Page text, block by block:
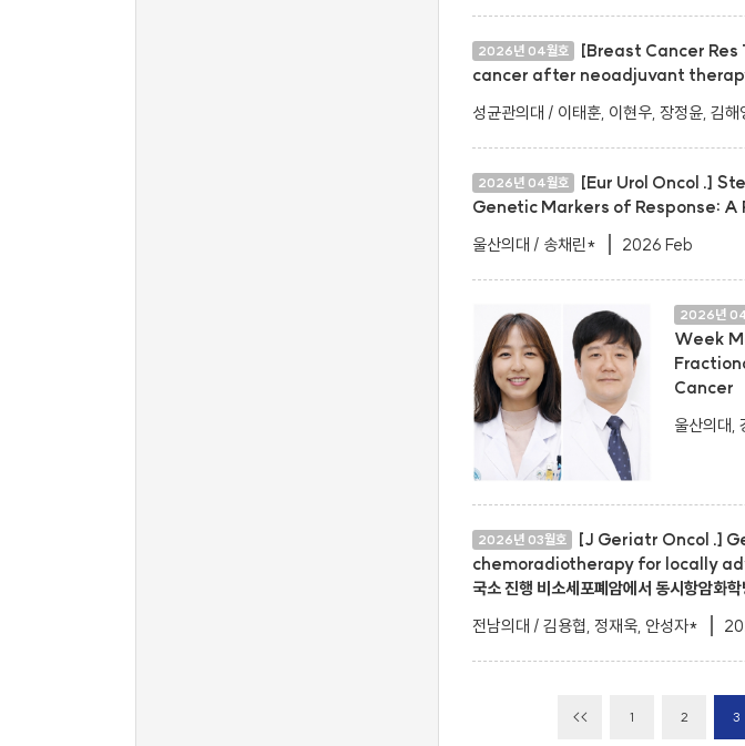
2026년 04월호
[Breast Cancer
cancer after neoadjuvant
성균관의대 / 이태훈, 이현우, 장정윤, 김
2026년 04월호
[Eur Urol Oncol .]
Genetic Markers of Response: A
울산의대 / 송채린*
2026 Feb
2026년
Week
Cancer
울산의대,
2026년 03월호
[J Geriatr Oncol .]
chemoradiotherapy for locally
국소 진행 비소세포폐암에서 동시항암화
전남의대 / 김용협, 정재욱, 안성자*
<< 1 2 3